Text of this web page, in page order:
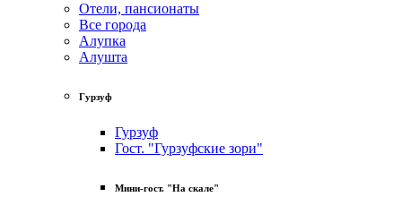
Отели, пансионаты
Все города
Алупка
Алушта
Гурзуф
Гурзуф
Гост. "Гурзуфские зори"
Мини-гост. "На скале"